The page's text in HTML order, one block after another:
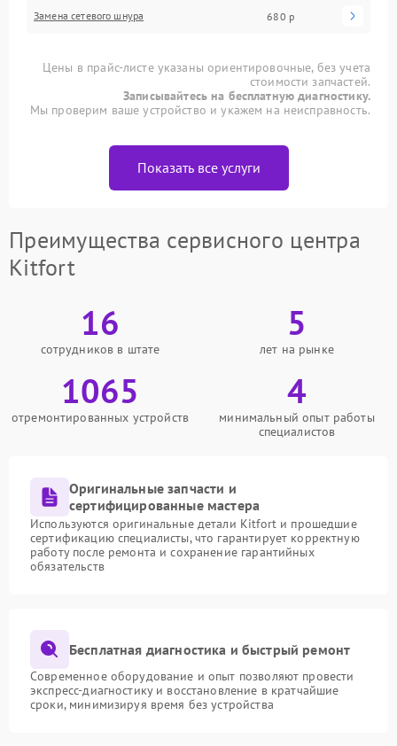
Замена сетевого шнура 680 р
Цены в прайс-листе указаны ориентировочные, без учета
стоимости запчастей.
Записывайтесь на бесплатную диагностику.
Мы проверим ваше устройство и укажем на неисправность.
Показать все услуги
Преимущества сервисного центра
Kitfort
16
сотрудников в штате
5
лет на рынке
1065
отремонтированных устройств
4
минимальный опыт работы
специалистов
Оригинальные запчасти и
сертифицированные мастера
Используются оригинальные детали Kitfort и прошедшие
сертификацию специалисты, что гарантирует корректную
работу после ремонта и сохранение гарантийных
обязательств
Бесплатная диагностика и быстрый ремонт
Современное оборудование и опыт позволяют провести
экспресс-диагностику и восстановление в кратчайшие
сроки, минимизируя время без устройства